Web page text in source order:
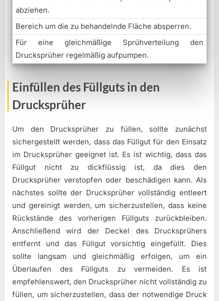
abziehen.
Bereich um die zu behandelnde Fläche absperren.
Für eine gleichmäßige Sprühverteilung den
Drucksprüher regelmäßig aufpumpen.
Einfüllen des Füllguts in den
Drucksprüher
Um den Drucksprüher zu füllen, sollte zunächst
sichergestellt werden, dass das Füllgut für den Einsatz
im Drucksprüher geeignet ist. Es ist wichtig, dass das
Füllgut nicht zu dickflüssig ist, da dies den
Drucksprüher verstopfen oder beschädigen kann. Als
nächstes sollte der Drucksprüher vollständig entleert
und gereinigt werden, um sicherzustellen, dass keine
Rückstände des vorherigen Füllguts zurückbleiben.
Anschließend wird der Deckel des Drucksprühers
entfernt und das Füllgut vorsichtig eingefüllt. Dies
sollte langsam und gleichmäßig erfolgen, um ein
Überlaufen des Füllguts zu vermeiden. Es ist
empfehlenswert, den Drucksprüher nicht vollständig zu
füllen, um sicherzustellen, dass der notwendige Druck